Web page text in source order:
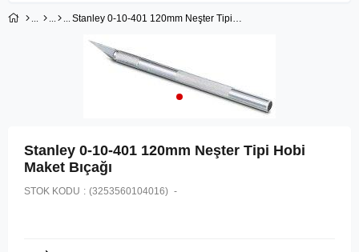
Üye Girişi Facebook İle Bağlan
Stanley 0-10-401 120mm Neşter Tipi Hobi Maket Bıçağı
Stanley 0-10-401 120mm Neşter Tipi Hobi
Maket Bıçağı
STOK KODU (3253560104016)